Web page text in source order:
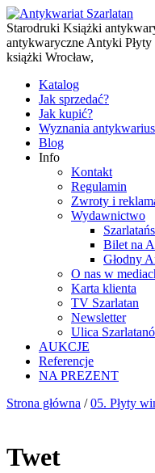
Starodruki Książki
antykwaryczne Antyki
książki Wrocław,
Katalog
Jak sprzedać?
Jak kupić?
Wyznania
Blog
Info
Kontakt
Regulamin
Zwroty i
Wydawnictwo
Bilet na
Głodny
O nas w
Karta klienta
TV Szarlatan
Newsletter
Ulica
AUKCJE
Referencje
NA PREZENT
Strona główna /05. Płyty
Twet